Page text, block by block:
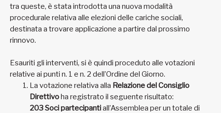
tra queste, è stata introdotta una nuova modalità
procedurale relativa alle elezioni delle cariche sociali,
destinata a trovare applicazione a partire dal prossimo
rinnovo.
Esauriti gli interventi, si è quindi proceduto alle votazioni
relative ai punti n. 1 e n. 2 dell’Ordine del Giorno.
La votazione relativa alla Relazione del Consiglio
Direttivoha registrato il seguente risultato:
203 Soci partecipantiall’Assemblea per un totale di